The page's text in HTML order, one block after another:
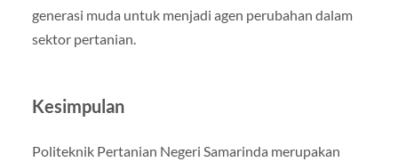
generasi muda untuk menjadi agen perubahan dalam
sektor pertanian.
Kesimpulan
Politeknik Pertanian Negeri Samarinda merupakan